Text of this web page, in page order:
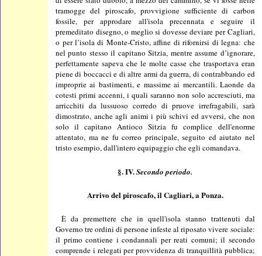
tramogge del piroscafo, provvigione sufficiente di carbon
fossile, per approdare all'isola precennata e seguire il
premeditato disegno, o meglio si dovesse deviare per Cagliari,
o per l’isola di Monte-Cristo, affine di rifornirsi di legna: che
nel punto stesso il capitano Sitzia, mentre assume d’ignorare,
perfettamente sapeva che le molte casse che trasportava eran
piene di boccacci e di altre armi da guerra, di contrabbando ed
improprie ai bastimenti, e massime ai mercantili. Laonde da
cotesti primi accenni, i quali saranno non solo accresciuti, ma
arricchiti da lussuoso corredo di pruove irrefragabili, sarà
dimostrato, anche agli animi i più schivi ed avversi, che non
solo il capitano Antioco Sitzia fu complice dell'enorme
attentato, ma ne fu correo principale, seguito ed aiutato nel
tristo esempio, dall'intero equipaggio che egli comandava.
§. IV.Secondo periodo.
Arrivo del piroscafo, il Cagliari, a Ponza.
È da premettere che in quell'isola stanno trattenuti dal
Governo tre ordini di persone infeste al riposato vivere sociale:
il primo contiene i condannali per reati comuni; il secondo
comprende i relegati per provvidenza di tranquillità pubblica;